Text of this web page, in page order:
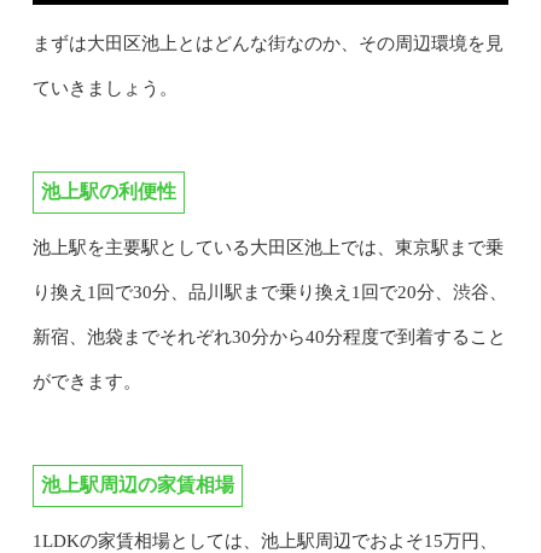
まずは大田区池上とはどんな街なのか、その周辺環境を見
ていきましょう。
池上駅の利便性
池上駅を主要駅としている大田区池上では、東京駅まで乗
り換え1回で30分、品川駅まで乗り換え1回で20分、渋谷、
新宿、池袋までそれぞれ30分から40分程度で到着すること
ができます。
池上駅周辺の家賃相場
1LDKの家賃相場としては、池上駅周辺でおよそ15万円、